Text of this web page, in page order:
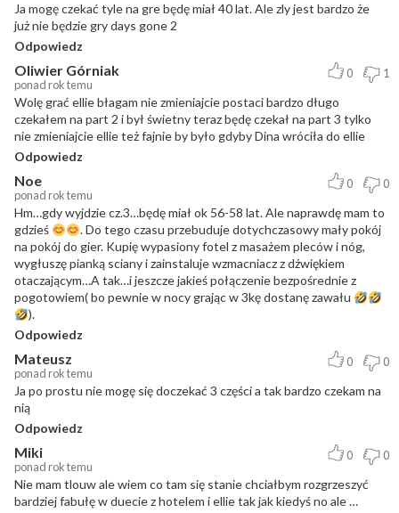
Ja mogę czekać tyle na gre będę miał 40 lat. Ale zly jest bardzo że
już nie będzie gry days gone 2
Odpowiedz
Oliwier Górniak
ponad rok temu
0 1
Wolę grać ellie błagam nie zmieniajcie postaci bardzo długo
czekałem na part 2 i był świetny teraz będę czekał na part 3 tylko
nie zmieniajcie ellie też fajnie by było gdyby Dina wróciła do ellie
Odpowiedz
Noe
ponad rok temu
0 0
Hm…gdy wyjdzie cz.3…będę miał ok 56-58 lat. Ale naprawdę mam to
gdzieś
. Do tego czasu przebuduje dotychczasowy mały pokój
na pokój do gier. Kupię wypasiony fotel z masażem pleców i nóg,
wygłuszę pianką sciany i zainstaluje wzmacniacz z dźwiękiem
otaczającym…A tak…i jeszcze jakieś połączenie bezpośrednie z
pogotowiem( bo pewnie w nocy grając w 3kę dostanę zawału
).
Odpowiedz
Mateusz
ponad rok temu
0 0
Ja po prostu nie mogę się doczekać 3 części a tak bardzo czekam na
nią
Odpowiedz
Miki
ponad rok temu
0 0
Nie mam tlouw ale wiem co tam się stanie chciałbym rozgrzeszyć
bardziej fabułę w duecie z hotelem i ellie tak jak kiedyś no ale …